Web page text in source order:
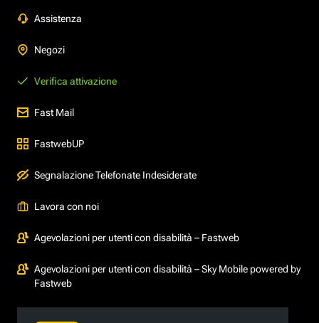
Assistenza
Negozi
Verifica attivazione
Fast Mail
FastwebUP
Segnalazione Telefonate Indesiderate
Lavora con noi
Agevolazioni per utenti con disabilità – Fastweb
Agevolazioni per utenti con disabilità – Sky Mobile powered by
Fastweb